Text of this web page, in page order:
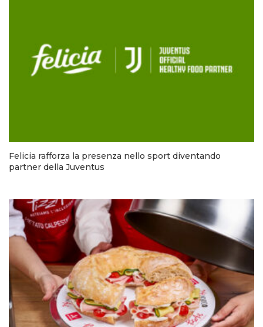
Felicia rafforza la presenza nello sport diventando
partner della Juventus